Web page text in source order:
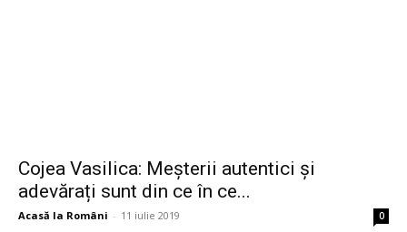
Cojea Vasilica: Meșterii autentici și
adevărați sunt din ce în ce...
Acasă la Români - 11 iulie 2019 0